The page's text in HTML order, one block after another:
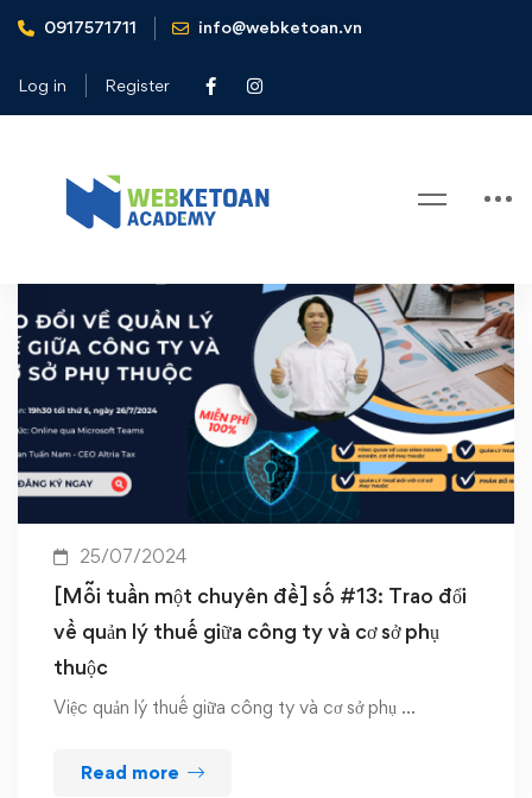
0917571711 info@webketoan.vn
Log in Register
Home cơ sở phụ thuộc
Tag: cơ sở phụ thuộc
25/07/2024
[Mỗi tuần một chuyên đề] số #13: Trao đổi
về quản lý thuế giữa công ty và cơ sở phụ
thuộc
Việc quản lý thuế giữa công ty và cơ sở phụ …
Read more